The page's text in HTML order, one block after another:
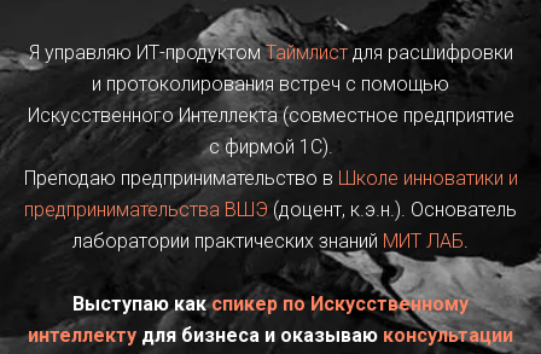
Я управляю ИТ-продуктомТаймлистдля расшифровки
и протоколирования встреч с помощью
Искусственного Интеллекта (совместное предприятие
с фирмой 1С).
Преподаю предпринимательство в Школе инноватики и
предпринимательства ВШЭ (доцент, к.э.н.). Основатель
лаборатории практических знаний МИТ ЛАБ.
Выступаю какспикер по Искусственному
интеллекту для бизнеса и оказываю консультации